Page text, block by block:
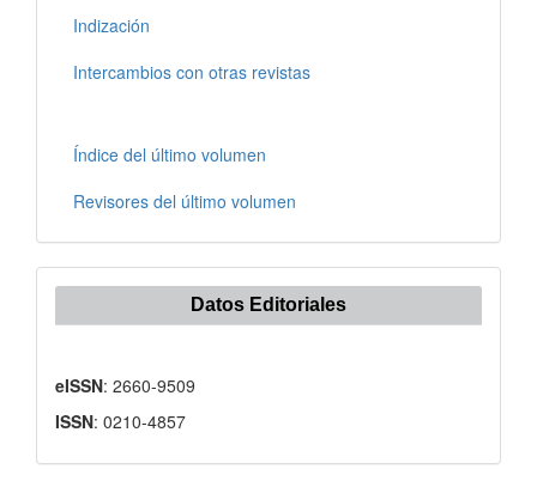
Indización
Intercambios con otras revistas
Índice del último volumen
Revisores del último volumen
Datos Editoriales
eISSN: 2660-9509
ISSN: 0210-4857